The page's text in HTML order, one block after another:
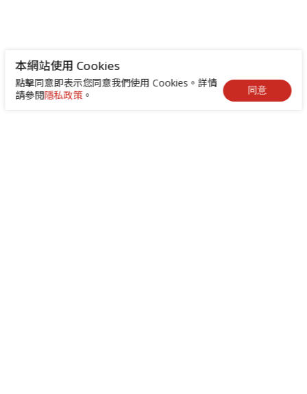
本網站使用 Cookies
點擊同意即表示您同意我們使用 Cookies。詳情
請參閱隱私政策。 同意